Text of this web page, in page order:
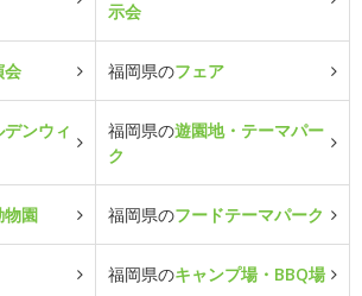
示会
会 福岡県のフェア
ンウィ
福岡県の遊園地・テーマパー
ク
物園 福岡県のフードテーマパーク
福岡県のキャンプ場・BBQ場